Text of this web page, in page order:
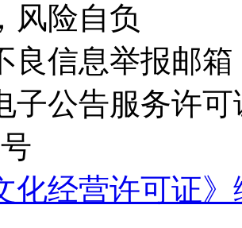
，风险自负
良信息举报邮箱
公告服务许可
化经营许可证